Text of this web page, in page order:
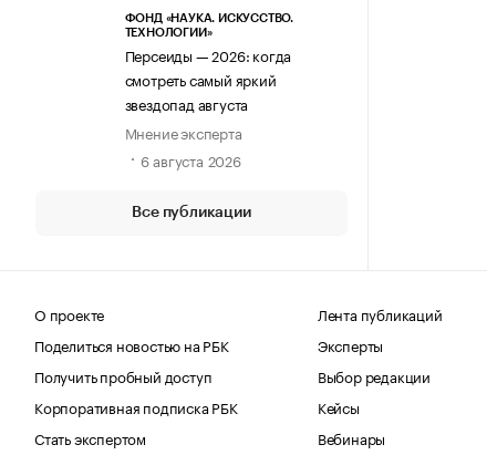
ФОНД «НАУКА. ИСКУССТВО.
ТЕХНОЛОГИИ»
Персеиды — 2026: когда
смотреть самый яркий
звездопад августа
Мнение эксперта
6 августа 2026
Все публикации
О проекте
Поделиться новостью на РБК
Получить пробный доступ
Корпоративная подписка РБК
Стать экспертом
Лента публикаций
Эксперты
Выбор редакции
Кейсы
Вебинары